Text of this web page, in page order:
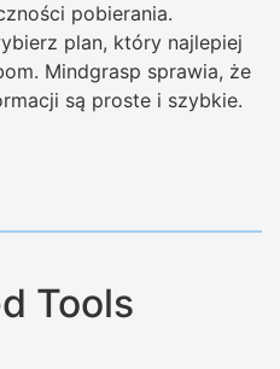
pobierania.
plan, który najlepiej
Mindgrasp sprawia, że
są proste i szybkie.
Tools